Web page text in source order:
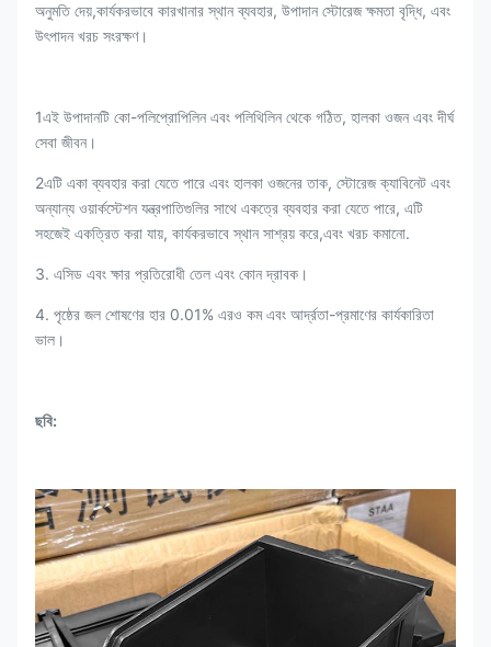
অনুমতি দেয়,কার্যকরভাবে কারখানার স্থান ব্যবহার, উপাদান স্টোরেজ ক্ষমতা বৃদ্ধি, এবং
উৎপাদন খরচ সংরক্ষণ।
1এই উপাদানটি কো-পলিপ্রোপিলিন এবং পলিথিলিন থেকে গঠিত, হালকা ওজন এবং দীর্ঘ
সেবা জীবন।
2এটি একা ব্যবহার করা যেতে পারে এবং হালকা ওজনের তাক, স্টোরেজ ক্যাবিনেট এবং
অন্যান্য ওয়ার্কস্টেশন যন্ত্রপাতিগুলির সাথে একত্রে ব্যবহার করা যেতে পারে, এটি
সহজেই একত্রিত করা যায়, কার্যকরভাবে স্থান সাশ্রয় করে,এবং খরচ কমানো.
3. এসিড এবং ক্ষার প্রতিরোধী তেল এবং কোন দ্রাবক।
4. পৃষ্ঠের জল শোষণের হার 0.01% এরও কম এবং আর্দ্রতা-প্রমাণের কার্যকারিতা
ভাল।
ছবি: